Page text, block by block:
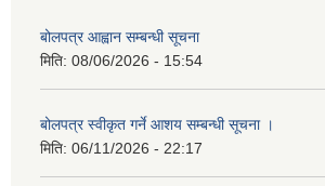
बोलपत्र आह्वान सम्बन्धी सूचना
मिति: 08/06/2026 - 15:54
बोलपत्र स्वीकृत गर्ने आशय सम्बन्धी सूचना ।
मिति: 06/11/2026 - 22:17